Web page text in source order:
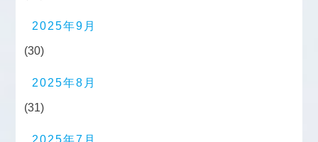
2025年9月
(30)
2025年8月
(31)
2025年7月